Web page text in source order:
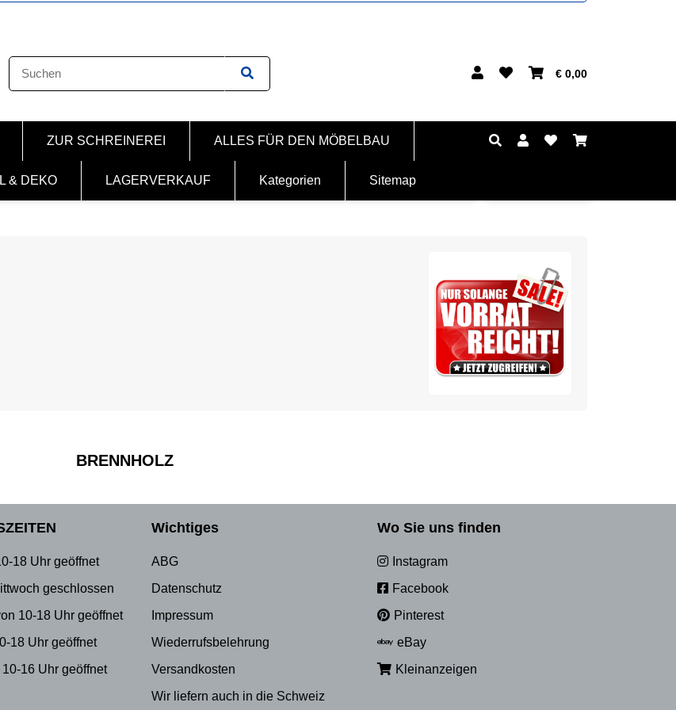
€ 0,00
ZUR SCHREINEREI ALLES FÜR DEN MÖBELBAU
& DEKO LAGERVERKAUF Kategorien Sitemap
BRENNHOLZ
18 Uhr geöffnet
geschlossen
10-18 Uhr geöffnet
18 Uhr geöffnet
16 Uhr geöffnet
Wichtiges
ABG
Datenschutz
Impressum
Wiederrufsbelehrung
Versandkosten
Wir liefern auch in die Schweiz
Wo Sie uns finden
Instagram
Facebook
Pinterest
eBay
Kleinanzeigen